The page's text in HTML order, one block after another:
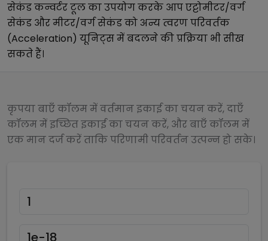
सेकंडकन्वर्टर टूल का उपयोग करके आपएट्टोमीटर/वर्ग
सेकंड औरमीटर/वर्ग सेकंडको अन्यत्वरण परिवर्तक
(Acceleration) यूनिट्स में बदलने की प्रक्रिया भी सीख
सकते हैं।
कृपया बाएँ कॉलम में वर्तमान इकाई का चयन करें, दाएँ
कॉलम में इच्छित इकाई का चयन करें, और बाएँ कॉलम में
एक मान दर्ज करें ताकि परिणामी परिवर्तन उत्पन्न हो सके।